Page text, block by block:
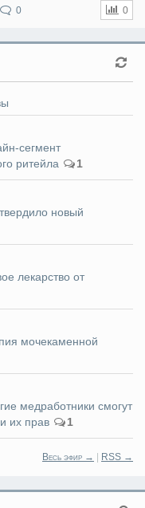
0 0
сегмент
ритейла
1
новый
лекарство от
мочекаменной
медработники смогут
их прав
1
Весь эфир → RSS →